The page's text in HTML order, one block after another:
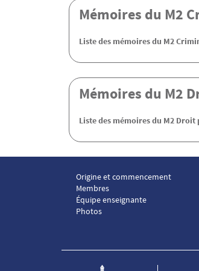
Mémoires du M2
Liste des mémoires du M2
Mémoires du M2
Liste des mémoires du M2 Droit
Menu footer ICP 1
Origine et commencement
Membres
Équipe enseignante
Photos